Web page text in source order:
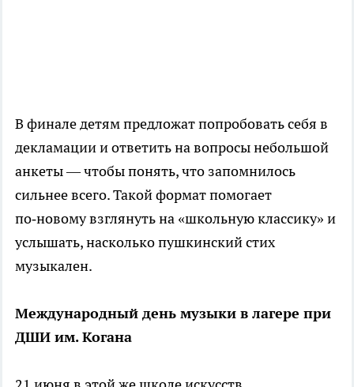
В финале детям предложат попробовать себя в
декламации и ответить на вопросы небольшой
анкеты — чтобы понять, что запомнилось
сильнее всего. Такой формат помогает
по‑новому взглянуть на «школьную классику» и
услышать, насколько пушкинский стих
музыкален.
Международный день музыки в лагере при
ДШИ им. Когана